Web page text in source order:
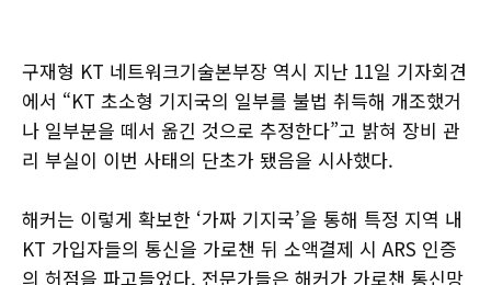
구재형 KT 네트워크기술본부장 역시 지난 11일 기자회견
에서 “KT 초소형 기지국의 일부를 불법 취득해 개조했거
나 일부분을 떼서 옮긴 것으로 추정한다”고 밝혀 장비 관
리 부실이 이번 사태의 단초가 됐음을 시사했다.
해커는 이렇게 확보한 ‘가짜 기지국’을 통해 특정 지역 내
KT 가입자들의 통신을 가로챈 뒤 소액결제 시 ARS 인증
의 허점을 파고들었다. 전문가들은 해커가 가로챈 통신망